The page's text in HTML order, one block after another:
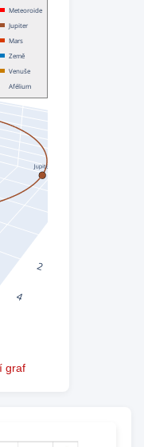
graf